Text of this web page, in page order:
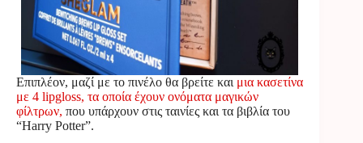
Επιπλέον, μαζί με το πινέλο θα βρείτε και μια κασετίνα
με 4 lipgloss, τα οποία έχουν ονόματα μαγικών
φίλτρων, που υπάρχουν στις ταινίες και τα βιβλία του
“Harry Potter”.